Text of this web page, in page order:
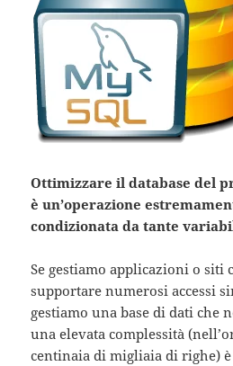
Ottimizzare il database del
è un’operazione
condizionata da tante
Se gestiamo applicazioni o siti
supportare numerosi accessi
gestiamo una base di dati che
una elevata complessità
centinaia di migliaia di righe)